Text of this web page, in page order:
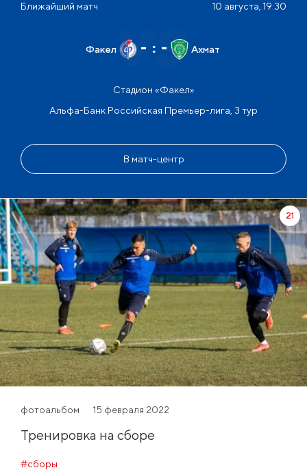
Ближайший матч 10 августа, 19:30
Факел - : - Ахмат
Стадион «Факел»
Альфа-Банк Российская Премьер-лига, 3 тур
В матч-центр
21
фотоальбом 15 февраля 2022
Тренировка на сборе
#сборы